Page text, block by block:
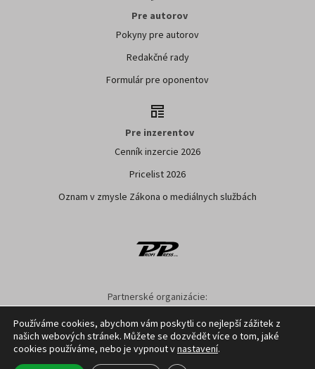
Pre autorov
Pokyny pre autorov
Redakčné rady
Formulár pre oponentov
Pre inzerentov
Cenník inzercie 2026
Pricelist 2026
Oznam v zmysle Zákona o mediálnych službách
Partnerské organizácie:
Nastavenie cookies GDPR Facebook Kontakt
Používáme cookies, abychom vám poskytli co nejlepší zážitek z
našich webových stránek. Můžete se dozvědět více o tom, jaké
cookies používáme, nebo je vypnout vnastavení.